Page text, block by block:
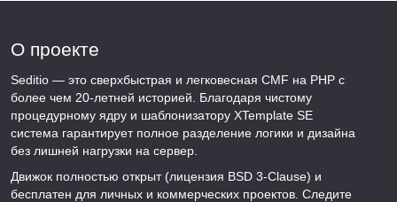
О проекте
Seditio — это сверхбыстрая и легковесная CMF на PHP с
более чем 20-летней историей. Благодаря чистому
процедурному ядру и шаблонизатору XTemplate SE
система гарантирует полное разделение логики и дизайна
без лишней нагрузки на сервер.
Движок полностью открыт (лицензия BSD 3-Clause) и
бесплатен для личных и коммерческих проектов. Следите